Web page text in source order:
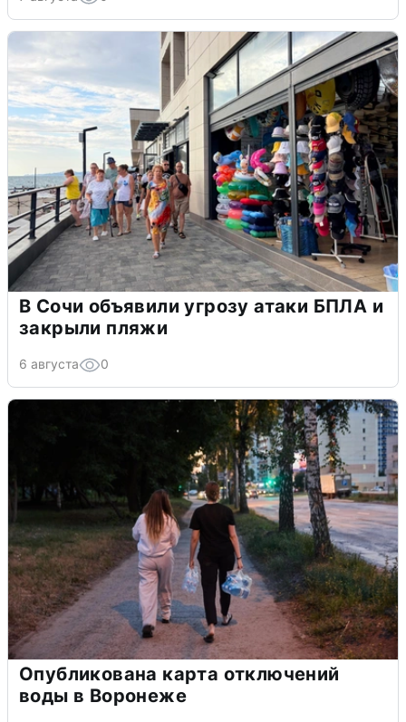
В Сочи объявили угрозу атаки БПЛА и
закрыли пляжи
6 августа 0
Опубликована карта отключений
воды в Воронеже